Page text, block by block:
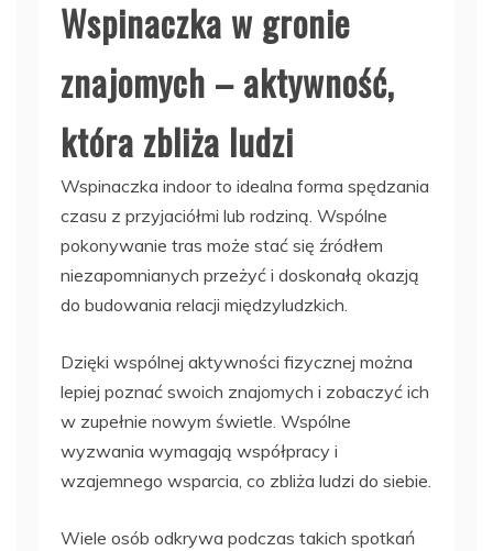
Wspinaczka w gronie
znajomych – aktywność,
która zbliża ludzi
Wspinaczka indoor to idealna forma spędzania
czasu z przyjaciółmi lub rodziną. Wspólne
pokonywanie tras może stać się źródłem
niezapomnianych przeżyć i doskonałą okazją
do budowania relacji międzyludzkich.
Dzięki wspólnej aktywności fizycznej można
lepiej poznać swoich znajomych i zobaczyć ich
w zupełnie nowym świetle. Wspólne
wyzwania wymagają współpracy i
wzajemnego wsparcia, co zbliża ludzi do siebie.
Wiele osób odkrywa podczas takich spotkań